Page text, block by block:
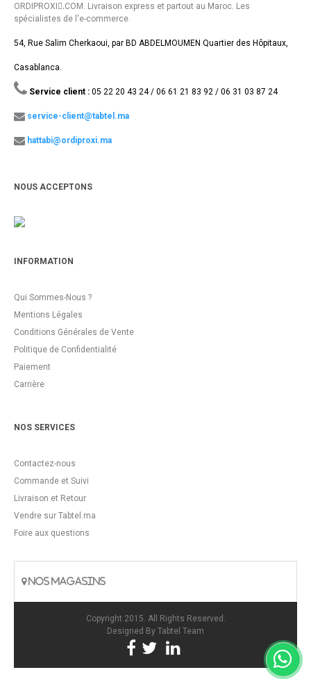
ORDIPROXI.ِCOM. Livraison express et partout au Maroc. Les
spécialistes de l'e-commerce.
54, Rue Salim Cherkaoui, par BD ABDELMOUMEN Quartier des Hôpitaux,
Casablanca.
Service client : 05 22 20 43 24 / 06 61 21 83 92 / 06 31 03 87 24
service-client@tabtel.ma
hattabi@ordiproxi.ma
NOUS ACCEPTONS
INFORMATION
Qui Sommes-Nous ?
Mentions Légales
Conditions Générales de Vente
Politique de Confidentialité
Paiement
Carrière
NOS SERVICES
Contactez-nous
Commande et Suivi
Livraison et Retour
Vendre sur Tabtel.ma
Foire aux questions
NOS MAGASINS
Copyright 2015. All Rights Reserved.
Designed By Tabtel Team